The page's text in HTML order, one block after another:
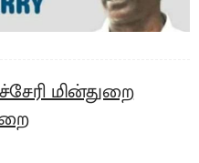
மின்துறை